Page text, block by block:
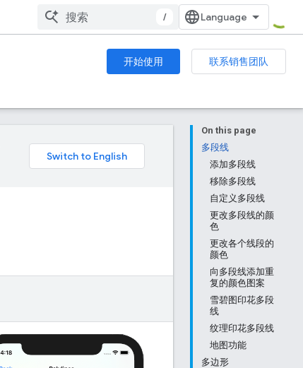
/
开始使用
联系销售团队
On this page
多段线
添加多段线
移除多段线
自定义多段线
更改多段线的颜
色
更改各个线段的
颜色
向多段线添加重
复的颜色图案
雪碧图印花多段
线
纹理印花多段线
地图功能
多边形